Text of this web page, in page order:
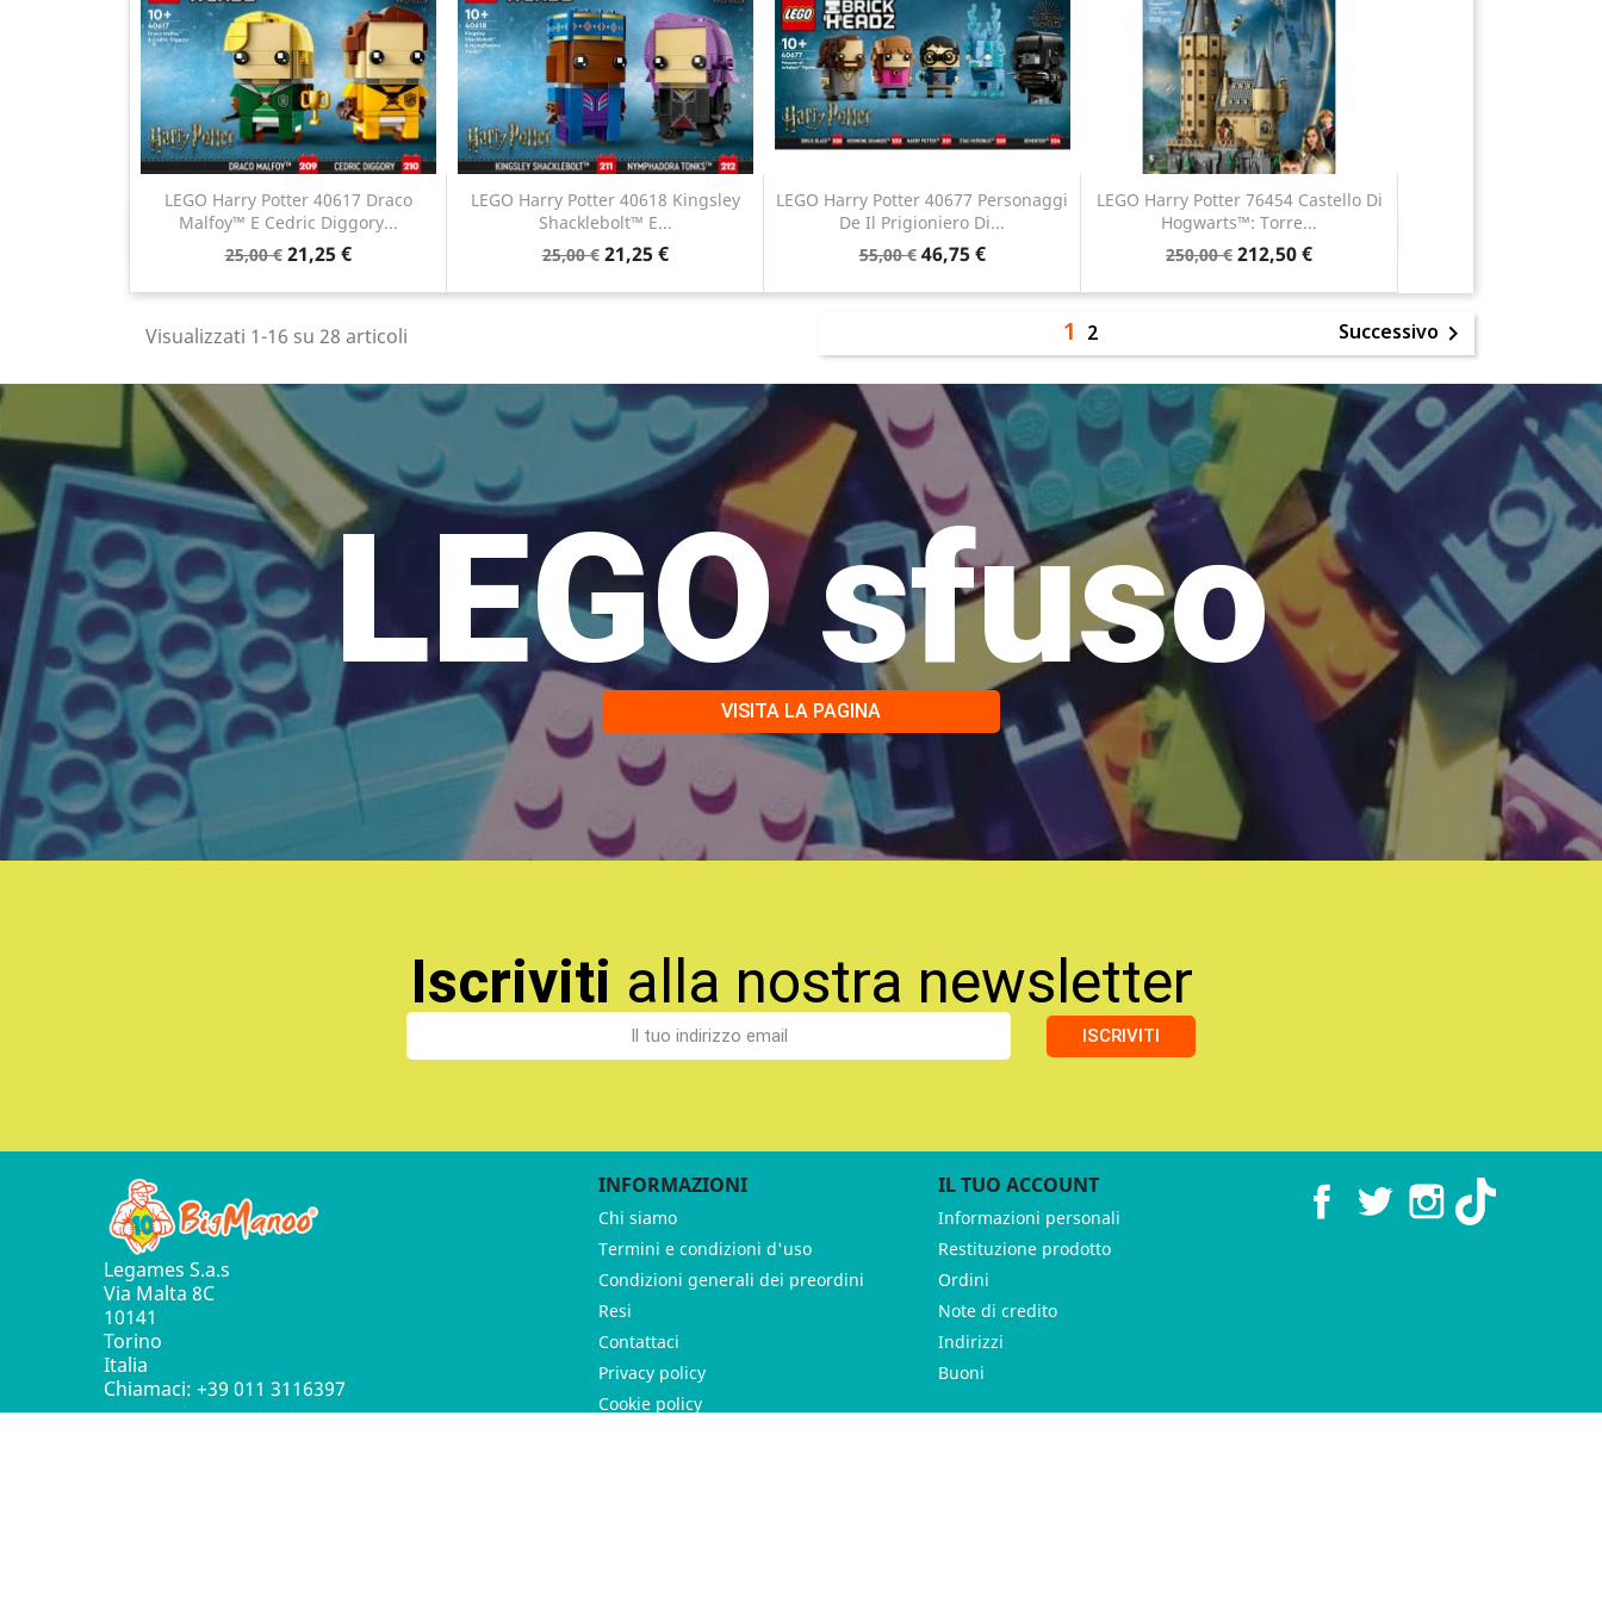
LEGO Harry Potter 40617 Draco
Malfoy™ E Cedric Diggory...
25,00 € 21,25 €
Anteprima
LEGO Harry Potter 40618 Kingsley
Shacklebolt™ E...
25,00 € 21,25 €
Anteprima
LEGO Harry Potter 40677 Personaggi
De Il Prigioniero Di...
55,00 € 46,75 €
 Anteprima
LEGO Harry Potter 76454 Castello Di
Hogwarts™: Torre...
250,00 € 212,50 €
Anteprima
Visualizzati 1-16 su 28 articoli 1 2 Successivo 
LEGO sfuso
VISITA LA PAGINA
Iscriviti alla nostra newsletter
ISCRIVITI
Legames S.a.s
Via Malta 8C
10141
Torino
Italia
Chiamaci: +39 011 3116397
INFORMAZIONI
Chi siamo
Termini e condizioni d'uso
Condizioni generali dei preordini
Resi
Contattaci
Privacy policy
Cookie policy
IL TUO ACCOUNT
Informazioni personali
Restituzione prodotto
Ordini
Note di credito
Indirizzi
Buoni
FacebookTwitter Instagram